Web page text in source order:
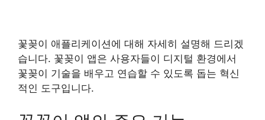
꽃꽂이 애플리케이션에 대해 자세히 설명해 드리겠
습니다. 꽃꽂이 앱은 사용자들이 디지털 환경에서
꽃꽂이 기술을 배우고 연습할 수 있도록 돕는 혁신
적인 도구입니다.